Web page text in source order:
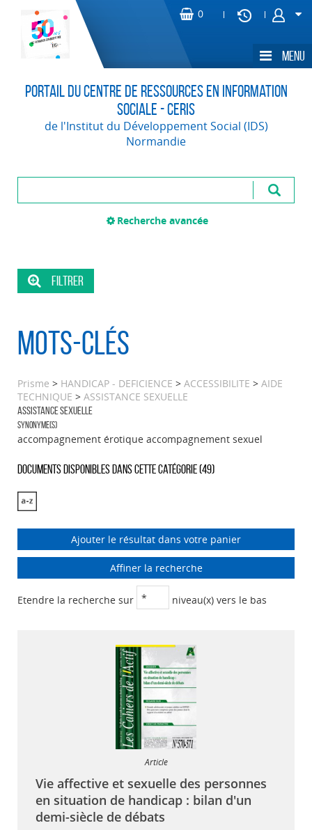
Portail du Centre de Ressources en Information
Sociale - CERIS
de l'Institut du Développement Social (IDS)
Normandie
Recherche avancée
Mots-clés
Prisme > HANDICAP - DEFICIENCE > ACCESSIBILITE > AIDE
TECHNIQUE > ASSISTANCE SEXUELLE
ASSISTANCE SEXUELLE
Synonyme(s)
accompagnement érotique accompagnement sexuel
Documents disponibles dans cette catégorie (49)
Ajouter le résultat dans votre panier
Affiner la recherche
Etendre la recherche sur niveau(x) vers le bas
Article
Vie affective et sexuelle des personnes
en situation de handicap : bilan d'un
demi-siècle de débats